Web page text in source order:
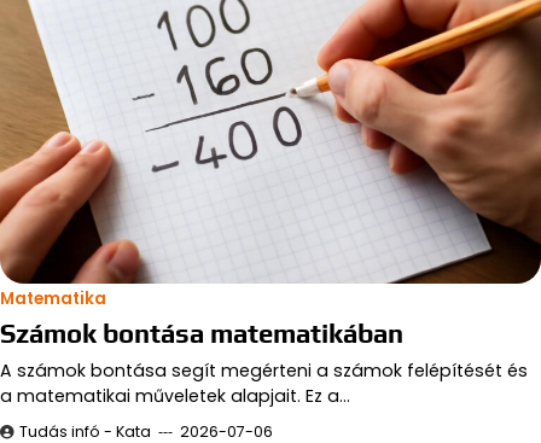
Matematika
Számok bontása matematikában
A számok bontása segít megérteni a számok felépítését és
a matematikai műveletek alapjait. Ez a…
Tudás infó - Kata 2026-07-06